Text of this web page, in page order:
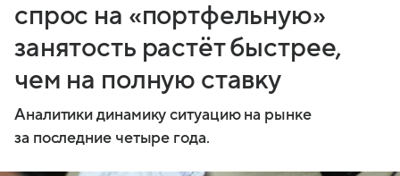
спрос на «портфельную»
занятость растёт быстрее,
чем на полную ставку
Аналитики динамику ситуацию на рынке
за последние четыре года.